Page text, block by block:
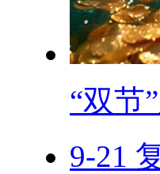
“双节
9-21